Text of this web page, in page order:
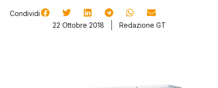
Condividi
22 Ottobre 2018
Redazione GT